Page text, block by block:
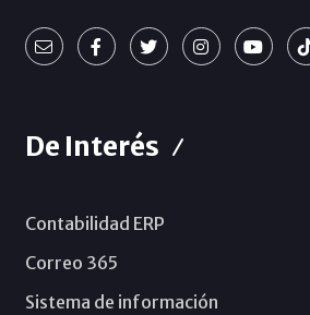
De Interés
Contabilidad ERP
Correo 365
Sistema de información